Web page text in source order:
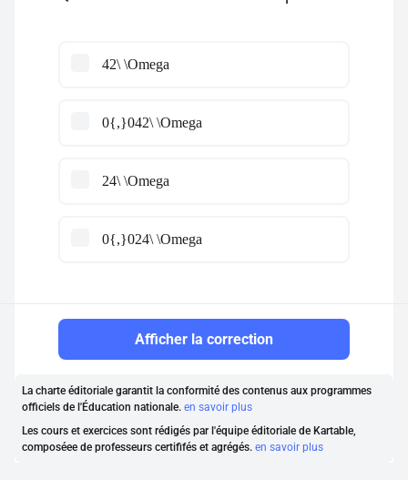
42\ \Omega
0{,}042\ \Omega
24\ \Omega
0{,}024\ \Omega
Afficher la correction
La charte éditoriale garantit la conformité des contenus aux programmes
officiels de l'Éducation nationale. en savoir plus
Les cours et exercices sont rédigés par l'équipe éditoriale de Kartable,
composéee de professeurs certififés et agrégés. en savoir plus